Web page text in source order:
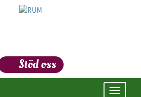
Stöd oss
Öppna/